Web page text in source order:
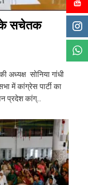
के सचेतक
सोनिया गांधी
में कांग्रेस पार्टी का
प्रदेश कांग्...